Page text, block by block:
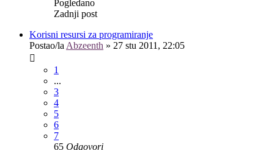
Pogledano
Zadnji post
Korisni resursi za programiranje
Postao/la Abzeenth » 27 stu 2011, 22:05
1
...
3
4
5
6
7
65 Odgovori